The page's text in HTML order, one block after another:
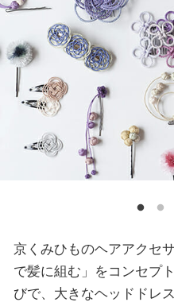
京くみひものヘアアクセ
で髪に組む」をコンセプ
びで、大きなヘッドドレ